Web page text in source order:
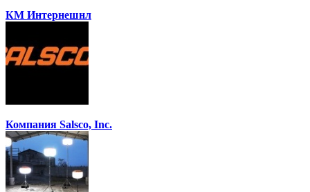
КМ Интернешнл
Компания Salsco, Inc.